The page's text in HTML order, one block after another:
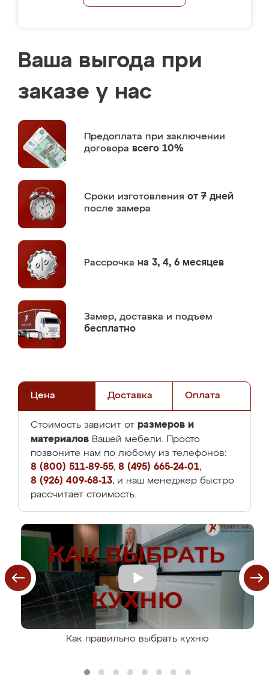
Ваша выгода при
заказе у нас
Предоплата при заключении
договора всего 10%
Сроки изготовления от 7 дней
после замера
Рассрочка на 3, 4, 6 месяцев
Замер, доставка и подъем
бесплатно
Цена Доставка Оплата
Стоимость зависит от размеров и
материалов Вашей мебели. Просто
позвоните нам по любому из телефонов:
8 (800) 511-89-55, 8 (495) 665-24-01,
8 (926) 409-68-13, и наш менеджер быстро
рассчитает стоимость.
Как правильно выбрать кухню